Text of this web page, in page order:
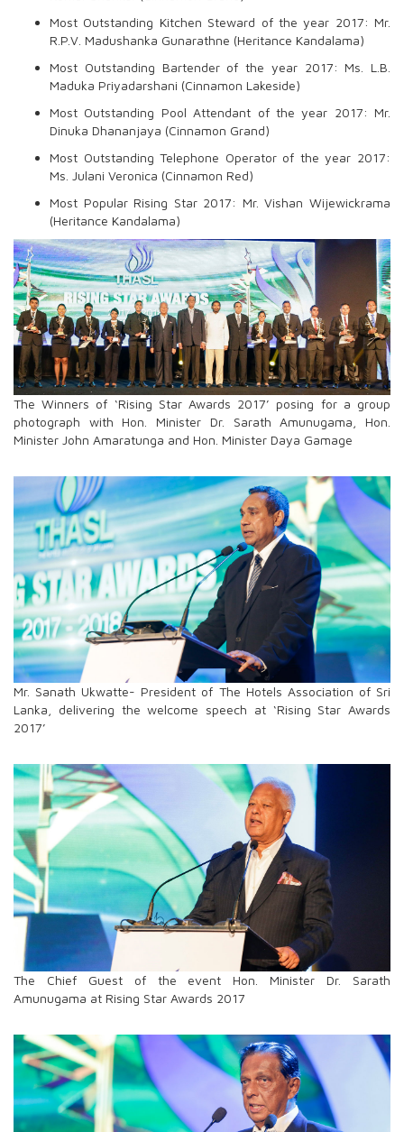
Most Outstanding Kitchen Steward of the year 2017: Mr.
R.P.V. Madushanka Gunarathne (Heritance Kandalama)
Most Outstanding Bartender of the year 2017: Ms. L.B.
Maduka Priyadarshani (Cinnamon Lakeside)
Most Outstanding Pool Attendant of the year 2017: Mr.
Dinuka Dhananjaya (Cinnamon Grand)
Most Outstanding Telephone Operator of the year 2017:
Ms. Julani Veronica (Cinnamon Red)
Most Popular Rising Star 2017: Mr. Vishan Wijewickrama
(Heritance Kandalama)
The Winners of ‘Rising Star Awards 2017’ posing for a group
photograph with Hon. Minister Dr. Sarath Amunugama, Hon.
Minister John Amaratunga and Hon. Minister Daya Gamage
Mr. Sanath Ukwatte- President of The Hotels Association of Sri
Lanka, delivering the welcome speech at ‘Rising Star Awards
2017’
The Chief Guest of the event Hon. Minister Dr. Sarath
Amunugama at Rising Star Awards 2017